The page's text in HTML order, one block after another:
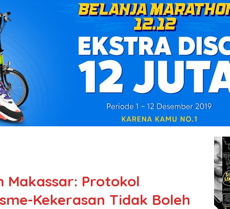
Makassar: Protokol
Kekerasan Tidak Boleh